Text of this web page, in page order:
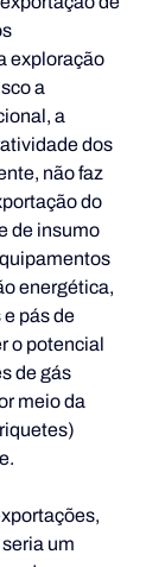
exploração
a
a
dos
não faz
do
de insumo
energética,
pás de
o potencial
de gás
meio da
um